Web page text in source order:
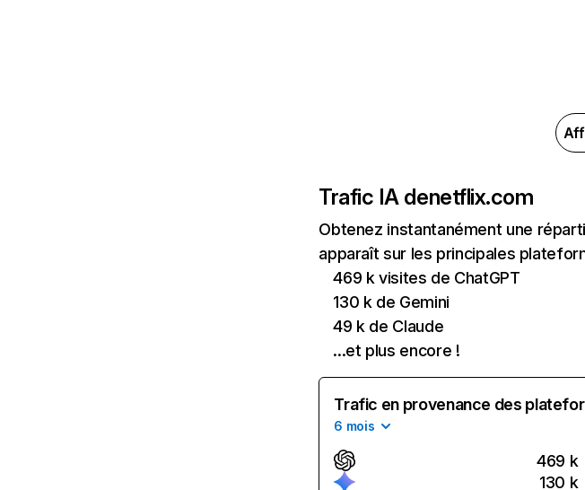
Trafic IA denetflix.com
Obtenez instantanément une
apparaît sur les principales
469 k visites de ChatGPT
130 k de Gemini
49 k de Claude
...et plus encore !
Trafic en provenance des
6 mois
469 k
130 k